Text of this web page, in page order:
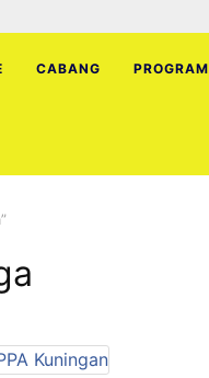
CABANG PROGRAM